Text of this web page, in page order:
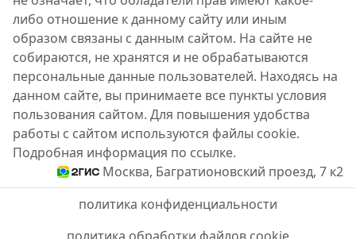
либо отношение к данному сайту или иным
образом связаны с данным сайтом. На сайте не
собираются, не хранятся и не обрабатываются
персональные данные пользователей. Находясь на
данном сайте, вы принимаете все пункты условия
пользования сайтом. Для повышения удобства
работы с сайтом используются файлы cookie.
Подробная информация по ссылке.
Москва, Багратионовский проезд, 7 к2
политика конфиденциальности